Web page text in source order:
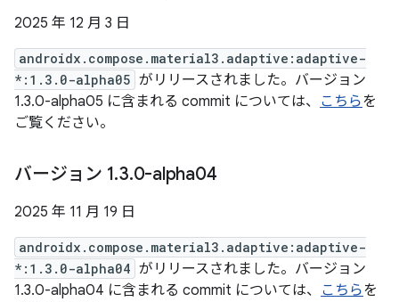
2025 年 12 月 3 日
androidx.compose.material3.adaptive:adaptive-
*:1.3.0-alpha05 がリリースされました。バージョン
1.3.0-alpha05 に含まれる commit については、 こちらを
ご覧ください。
バージョン 1.3.0-alpha04
2025 年 11 月 19 日
androidx.compose.material3.adaptive:adaptive-
*:1.3.0-alpha04 がリリースされました。バージョン
1.3.0-alpha04 に含まれる commit については、 こちらを